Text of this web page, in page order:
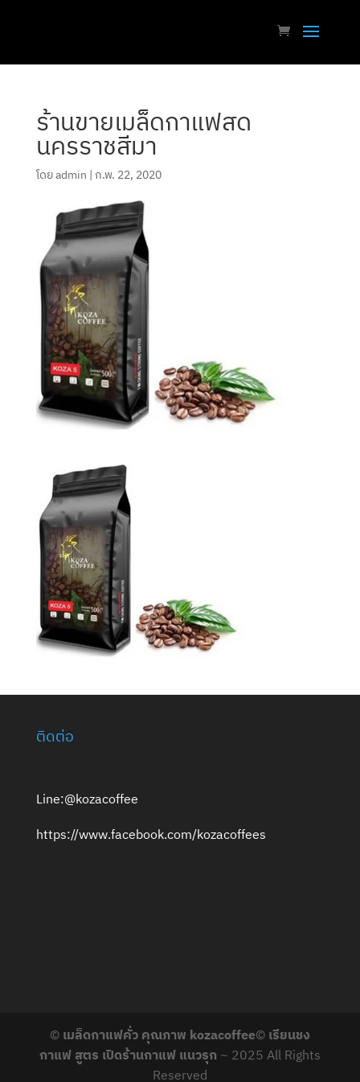
ร้านขายเมล็ดกาแฟสด
นครราชสีมา
โดยadmin | ก.พ. 22, 2020
ติดต่อ
Line:@kozacoffee
https://www.facebook.com/kozacoffees
© เมล็ดกาแฟคั่ว คุณภาพ kozacoffee© เรียนชง
กาแฟ สูตร เปิดร้านกาแฟ แนวรุก ~ 2025 All Rights
Reserved